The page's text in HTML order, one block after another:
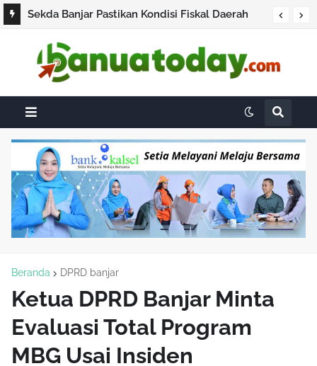
Sekda Banjar Pastikan Kondisi Fiskal Daerah
Sesuai Rencana
Beranda DPRD banjar
Ketua DPRD Banjar Minta
Evaluasi Total Program
MBG Usai Insiden